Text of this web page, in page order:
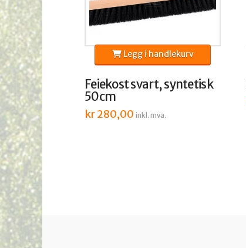
Feiekost svart, syntetisk
50cm
kr280,00 inkl. mva.
Legg i handlekurv